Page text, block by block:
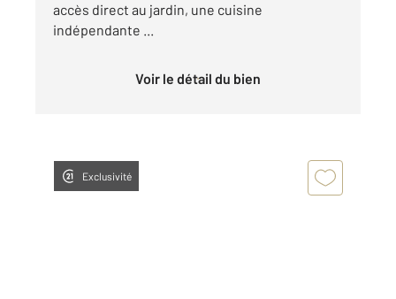
accès direct au jardin, une cuisine
indépendante ...
Voir le détail du bien
Exclusivité